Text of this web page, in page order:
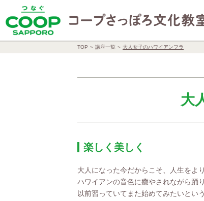
TOP 講座一覧 大人女子のハワイアンフラ
大
楽しく美しく
大人になった今だからこそ、人生をよ
ハワイアンの音色に癒やされながら踊
以前習っていてまた始めてみたいとい